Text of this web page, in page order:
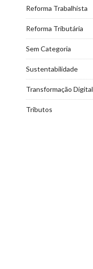
Reforma Trabalhista
Reforma Tributária
Sem Categoria
Sustentabilidade
Transformação Digital
Tributos